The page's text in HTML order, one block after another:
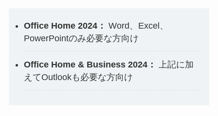
Office Home 2024： Word、Excel、
PowerPointのみ必要な方向け
Office Home & Business 2024：
上記に加
えてOutlookも必要な方向け